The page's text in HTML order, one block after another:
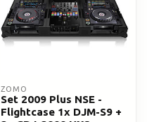
ZOMO
Set 2009 Plus NSE -
Flightcase 1x DJM-S9 +